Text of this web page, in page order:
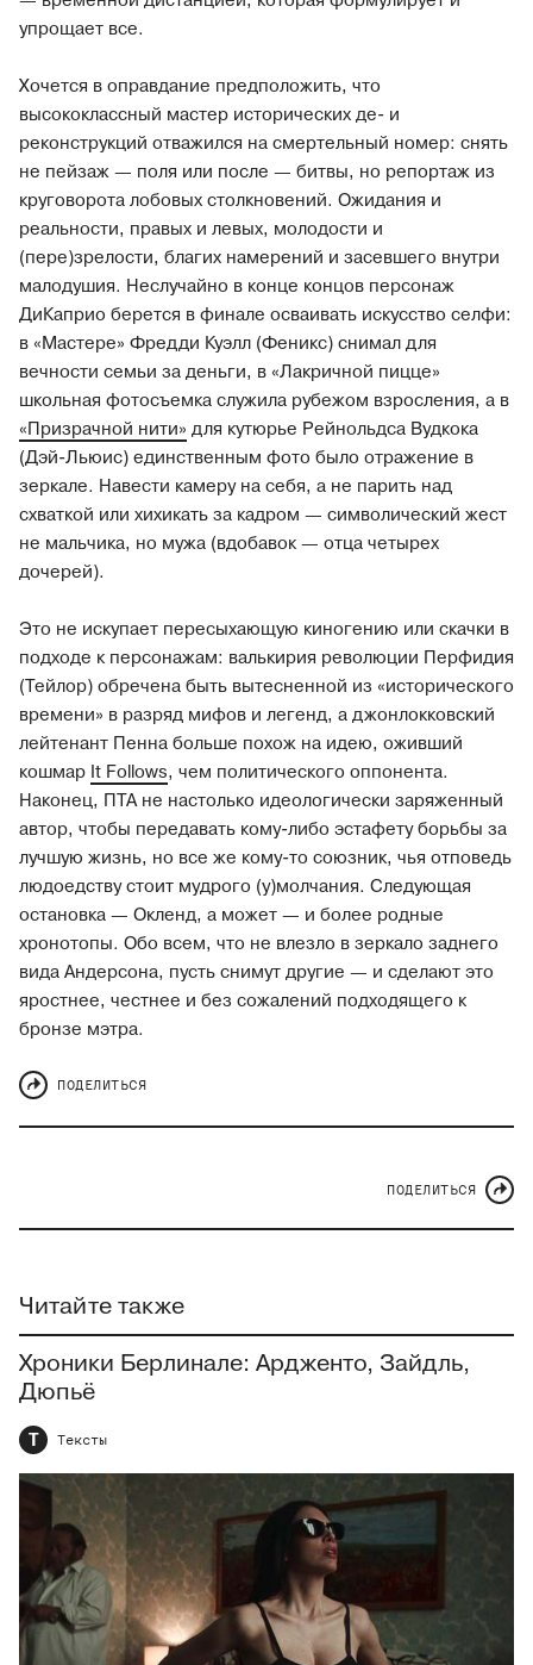
упрощает все.
Хочется в оправдание предположить, что
высококлассный мастер исторических де- и
реконструкций отважился на смертельный номер: снять
не пейзаж — поля или после — битвы, но репортаж из
круговорота лобовых столкновений. Ожидания и
реальности, правых и левых, молодости и
(пере)зрелости, благих намерений и засевшего внутри
малодушия. Неслучайно в конце концов персонаж
ДиКаприо берется в финале осваивать искусство селфи:
в «Мастере» Фредди Куэлл (Феникс) снимал для
вечности семьи за деньги, в «Лакричной пицце»
школьная фотосъемка служила рубежом взросления, а в
«Призрачной нити» для кутюрье Рейнольдса Вудкока
(Дэй-Льюис) единственным фото было отражение в
зеркале. Навести камеру на себя, а не парить над
схваткой или хихикать за кадром — символический жест
не мальчика, но мужа (вдобавок — отца четырех
дочерей).
Это не искупает пересыхающую киногению или скачки в
подходе к персонажам: валькирия революции Перфидия
(Тейлор) обречена быть вытесненной из «исторического
времени» в разряд мифов и легенд, а джонлокковский
лейтенант Пенна больше похож на идею, оживший
кошмар It Follows, чем политического оппонента.
Наконец, ПТА не настолько идеологически заряженный
автор, чтобы передавать кому-либо эстафету борьбы за
лучшую жизнь, но все же кому-то союзник, чья отповедь
людоедству стоит мудрого (у)молчания. Следующая
остановка — Окленд, а может — и более родные
хронотопы. Обо всем, что не влезло в зеркало заднего
вида Андерсона, пусть снимут другие — и сделают это
яростнее, честнее и без сожалений подходящего к
бронзе мэтра.
ПОДЕЛИТЬСЯ
ПОДЕЛИТЬСЯ
Читайте также
Хроники Берлинале: Ардженто, Зайдль,
Дюпьё
Т Тексты